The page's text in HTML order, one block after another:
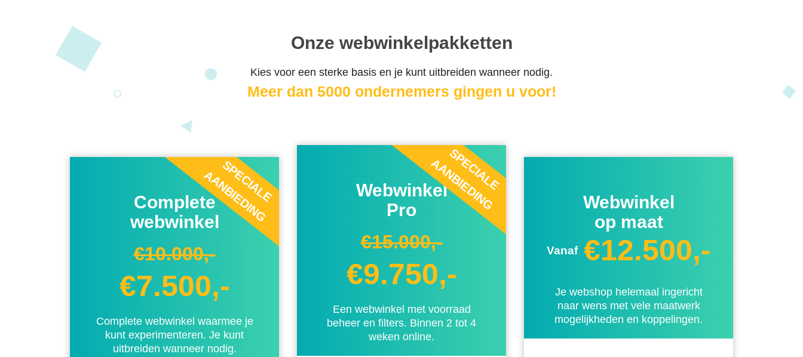
Onze webwinkelpakketten
Kies voor een sterke basis en je kunt uitbreiden wanneer nodig.
Meer dan 5000 ondernemers gingen u voor!
SPECIALE
AANBIEDING
Complete
webwinkel
€10.000,-
€7.500,-
Complete webwinkel waarmee je
kunt experimenteren. Je kunt
uitbreiden wanneer nodig.
SPECIALE
AANBIEDING
Webwinkel
Pro
€15.000,-
€9.750,-
Een webwinkel met voorraad
beheer en filters. Binnen 2 tot 4
weken online.
Webwinkel
op maat
Vanaf €12.500,-
Je webshop helemaal ingericht
naar wens met vele maatwerk
mogelijkheden en koppelingen.